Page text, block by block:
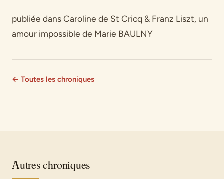
publiée dans Caroline de St Cricq & Franz Liszt, un
amour impossible de Marie BAULNY
← Toutes les chroniques
Autres chroniques